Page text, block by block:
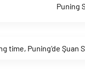
Puning
time, Puning’de Şuan